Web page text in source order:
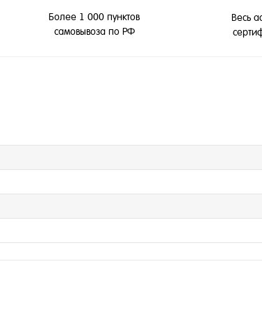
Более 1 000 пунктов
самовывоза по РФ
Весь